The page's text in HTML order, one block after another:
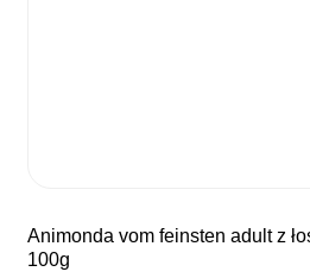
animonda vom feinsten adult z łososiem i krewetkami
100g